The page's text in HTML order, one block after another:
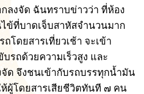
ลงจัด ฉันทราบข่าวว่า ที่ห้อง
ข้ที่บาดเจ็บสาหัสจำนวนมาก
โดยสารเที่ยวเช้า จะเข้า
รถด้วยความเร็วสูง และ
จัด จึงชนเข้ากับรถบรรทุกน้ำมัน
ห้ผู้โดยสารเสียชีวิตทันที ๗ คน